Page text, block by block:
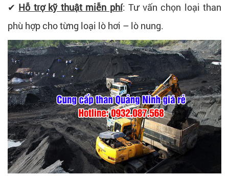
✔ Hỗ trợ kỹ thuật miễn phí: Tư vấn chọn loại than
phù hợp cho từng loại lò hơi – lò nung.